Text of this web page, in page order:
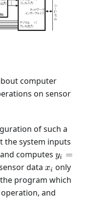
computer
on sensor
of such a
the system inputs
computes y_i =
f(x_i)
yi =
data x_i
xi only
program which
and